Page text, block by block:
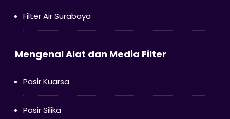
Filter Air Surabaya
Mengenal Alat dan Media Filter
Pasir Kuarsa
Pasir Silika